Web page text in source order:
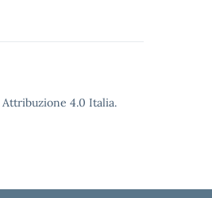
4.0 Italia.